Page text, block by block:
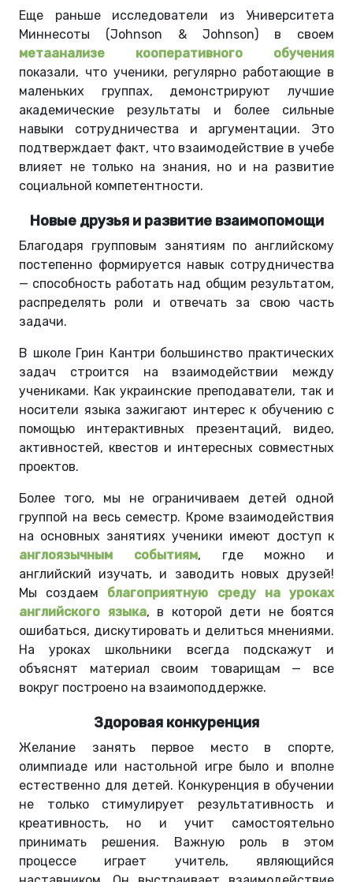
Еще раньше исследователи из Университета
Миннесоты (Johnson & Johnson) в своем
метаанализе кооперативного обучения
показали, что ученики, регулярно работающие в
маленьких группах, демонстрируют лучшие
академические результаты и более сильные
навыки сотрудничества и аргументации. Это
подтверждает факт, что взаимодействие в учебе
влияет не только на знания, но и на развитие
социальной компетентности.
Новые друзья и развитие взаимопомощи
Благодаря групповым занятиям по английскому
постепенно формируется навык сотрудничества
— способность работать над общим результатом,
распределять роли и отвечать за свою часть
задачи.
В школе Грин Кантри большинство практических
задач строится на взаимодействии между
учениками. Как украинские преподаватели, так и
носители языка зажигают интерес к обучению с
помощью интерактивных презентаций, видео,
активностей, квестов и интересных совместных
проектов.
Более того, мы не ограничиваем детей одной
группой на весь семестр. Кроме взаимодействия
на основных занятиях ученики имеют доступ к
англоязычным событиям, где можно и
английский изучать, и заводить новых друзей!
Мы создаем благоприятную среду на уроках
английского языка, в которой дети не боятся
ошибаться, дискутировать и делиться мнениями.
На уроках школьники всегда подскажут и
объяснят материал своим товарищам — все
вокруг построено на взаимоподдержке.
Здоровая конкуренция
Желание занять первое место в спорте,
олимпиаде или настольной игре было и вполне
естественно для детей. Конкуренция в обучении
не только стимулирует результативность и
креативность, но и учит самостоятельно
принимать решения. Важную роль в этом
процессе играет учитель, являющийся